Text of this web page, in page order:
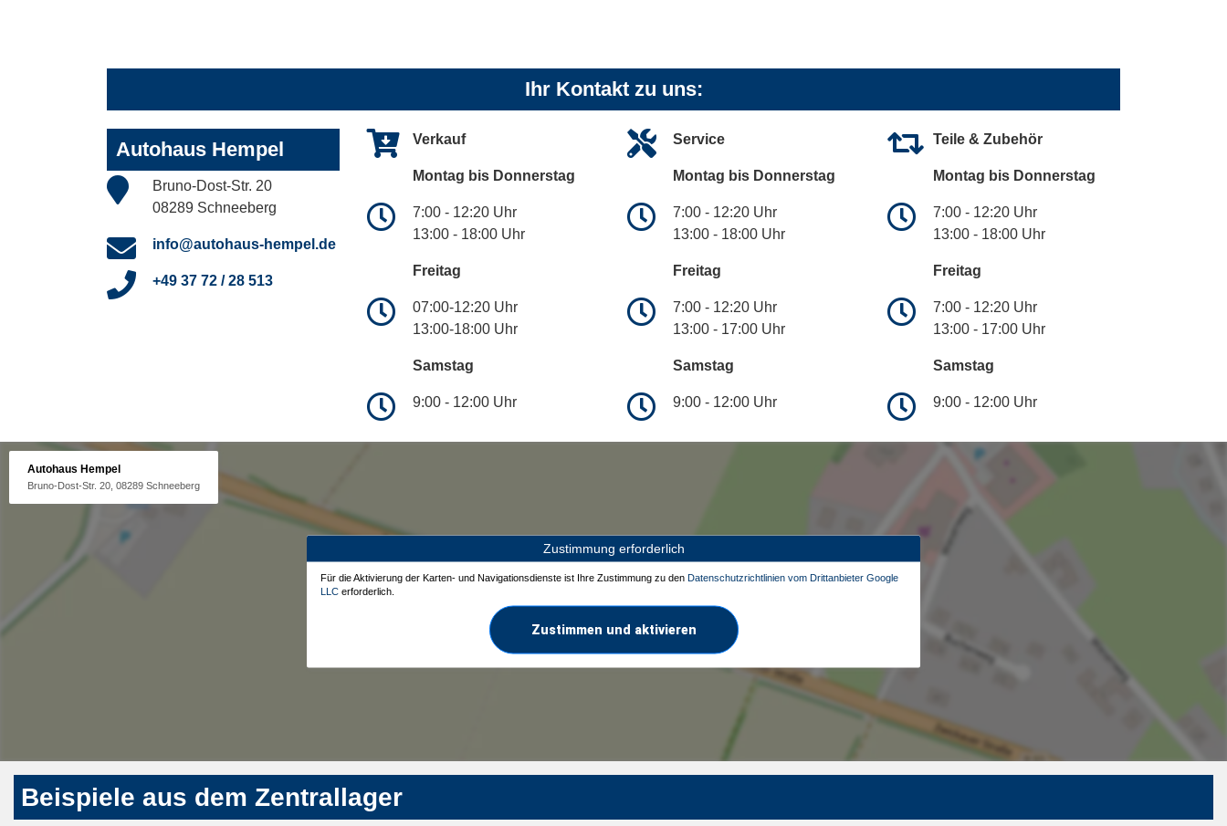
Ihr Kontakt zu uns:
Autohaus Hempel
Bruno-Dost-Str. 20
08289 Schneeberg
info@autohaus-hempel.de
+49 37 72 / 28 513
Verkauf
Montag bis Donnerstag
7:00 - 12:20 Uhr
13:00 - 18:00 Uhr
Freitag
07:00-12:20 Uhr
13:00-18:00 Uhr
Samstag
9:00 - 12:00 Uhr
Service
Montag bis Donnerstag
7:00 - 12:20 Uhr
13:00 - 18:00 Uhr
Freitag
7:00 - 12:20 Uhr
13:00 - 17:00 Uhr
Samstag
9:00 - 12:00 Uhr
Teile & Zubehör
Montag bis Donnerstag
7:00 - 12:20 Uhr
13:00 - 18:00 Uhr
Freitag
7:00 - 12:20 Uhr
13:00 - 17:00 Uhr
Samstag
9:00 - 12:00 Uhr
Autohaus Hempel
Bruno-Dost-Str. 20, 08289 Schneeberg
Zustimmung erforderlich
Für die Aktivierung der Karten- und Navigationsdienste ist Ihre Zustimmung zu den Datenschutzrichtlinien vom Drittanbieter Google
LLC erforderlich.
Zustimmen und aktivieren
Beispiele aus dem Zentrallager